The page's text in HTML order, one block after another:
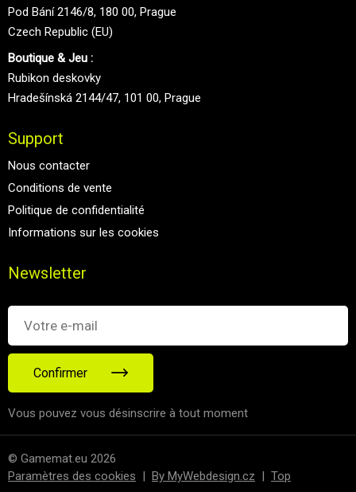
Pod Bání 2146/8, 180 00, Prague
Czech Republic (EU)
Boutique & Jeu :
Rubikon deskovky
Hradešínská 2144/47, 101 00, Prague
Support
Nous contacter
Conditions de vente
Politique de confidentialité
Informations sur les cookies
Newsletter
Confirmer
Vous pouvez vous désinscrire à tout moment
© Gamemat.eu 2026
Paramètres des cookies | By MyWebdesign.cz | Top